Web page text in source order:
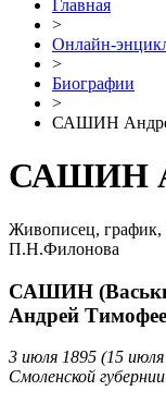
Главная
>
Онлайн-
>
Биографии
>
САШИН
САШИН
Живописец, график,
П.Н.Филонова
САШИН
Андрей
3 июля 1895 (15
Смоленской